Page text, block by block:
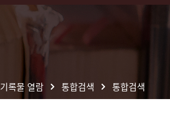
기록물 열람 통합검색 통합검색